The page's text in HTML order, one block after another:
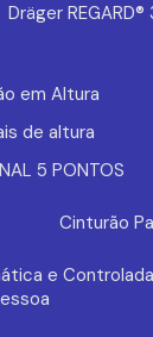
Dräger
em Altura
de altura
5 PONTOS
Cinturão
e